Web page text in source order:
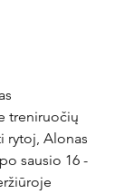
treniruočių
rytoj, Alonas
sausio 16 -